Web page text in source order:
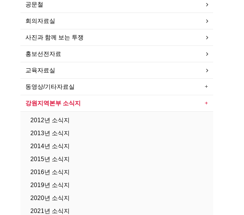
공문철
회의자료실
사진과 함께 보는 투쟁
홍보선전자료
교육자료실
동영상/기타자료실
강원지역본부 소식지
2012년 소식지
2013년 소식지
2014년 소식지
2015년 소식지
2016년 소식지
2019년 소식지
2020년 소식지
2021년 소식지